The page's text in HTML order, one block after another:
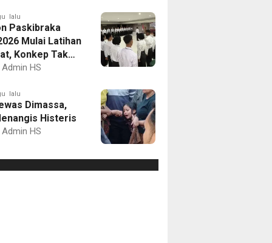
lalu
Paskibraka
Mulai Latihan
Konkep Tak
Admin HS
lalu
Dimassa,
Histeris
Admin HS